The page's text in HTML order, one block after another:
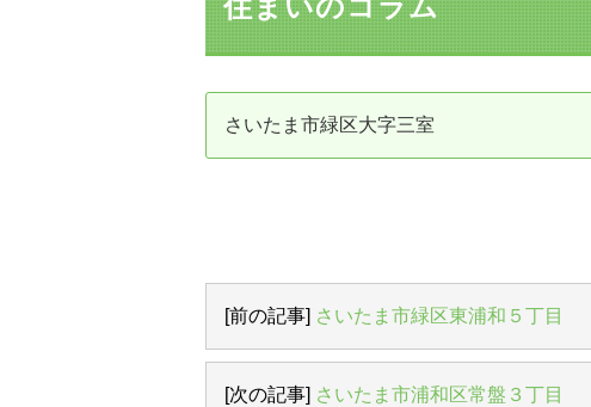
買い替えサポート はじめての
不動産の相続 売却前の修
売却の流れ（手順）
住宅ローン控除・消費税について
リニュアル仲介とは
資産価値の減りにくい住宅購入 中古だから
住まいのコラム
さいたま市緑区大字三室
[前の記事] さいたま市緑区東浦和５丁目
[次の記事] さいたま市浦和区常盤３丁目